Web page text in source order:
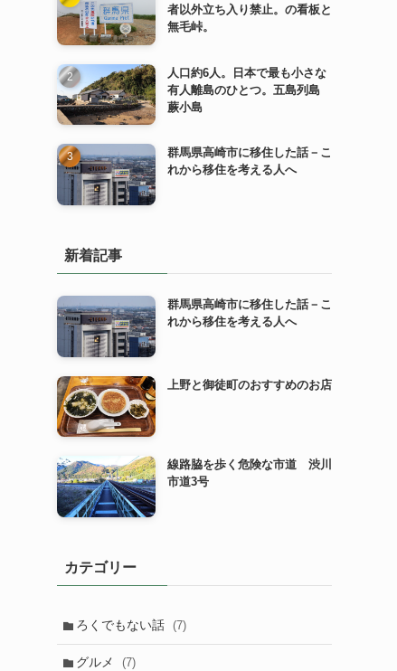
者以外立ち入り禁止。の看板と
無毛峠。
人口約6人。日本で最も小さな
有人離島のひとつ。五島列島
蕨小島
群馬県高崎市に移住した話－こ
れから移住を考える人へ
新着記事
群馬県高崎市に移住した話－こ
れから移住を考える人へ
上野と御徒町のおすすめのお店
線路脇を歩く危険な市道 渋川
市道3号
カテゴリー
ろくでもない話 (7)
グルメ (7)